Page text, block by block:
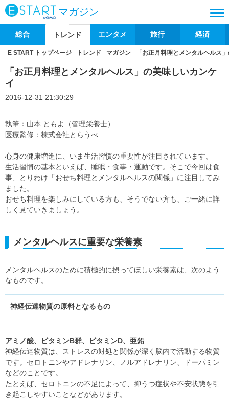
マガジン
総合 トレンド エンタメ 旅行 経済
E START トップページ トレンド マガジン 「お正月料理とメンタルヘルス
「お正月料理とメンタルヘルス」の美味しいカンケ
イ
2016-12-31 21:30:29
執筆：山本 ともよ（管理栄養士）
医療監修：株式会社とらうべ
心身の健康増進に、いま生活習慣の重要性が注目されています。
生活習慣の基本といえば、睡眠・食事・運動です。そこで今回は食
事、とりわけ「おせち料理とメンタルヘルスの関係」に注目してみ
ました。
おせち料理を楽しみにしている方も、そうでない方も、ご一緒に詳
しく見ていきましょう。
メンタルヘルスに重要な栄養素
メンタルヘルスのために積極的に摂ってほしい栄養素は、次のよう
なものです。
神経伝達物質の原料となるもの
アミノ酸、ビタミンB群、ビタミンD、亜鉛
神経伝達物質は、ストレスの対処と関係が深く脳内で活動する物質
です。セロトニンやアドレナリン、ノルアドレナリン、ドーパミン
などのことです。
たとえば、セロトニンの不足によって、抑うつ症状や不安状態を引
き起こしやすいことなどがあります。